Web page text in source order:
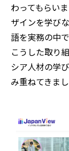
わってもらい
ザインを学び
語を実務の中
こうした取り
シア人材の学
み重ねてきまし